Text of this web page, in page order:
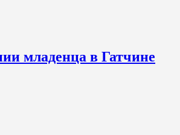
младенца в Гатчине